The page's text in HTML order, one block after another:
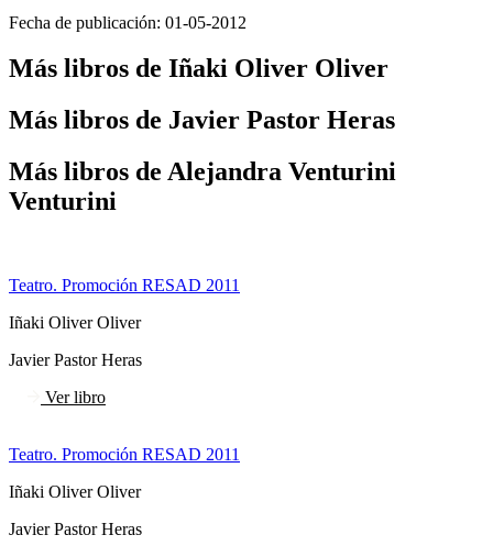
Fecha de publicación: 01-05-2012
Más libros de Iñaki Oliver Oliver
Más libros de Javier Pastor Heras
Más libros de Alejandra Venturini
Venturini
Teatro. Promoción RESAD 2011
Iñaki Oliver Oliver
Javier Pastor Heras
Ver libro
Teatro. Promoción RESAD 2011
Iñaki Oliver Oliver
Javier Pastor Heras